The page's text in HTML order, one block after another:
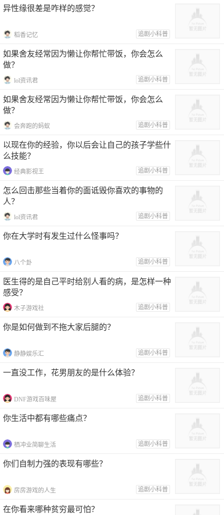
异性缘很差是咋样的感觉？
稻香记忆 追剧小科普
如果舍友经常因为懒让你帮忙带饭，你会怎么
做？
lol资讯君 追剧小科普
如果舍友经常因为懒让你帮忙带饭，你会怎么
做？
会奔跑的蚂蚁 追剧小科普
以现在你的经验，你以后会让自己的孩子学些什
么技能？
经典影视王 追剧小科普
怎么回击那些当着你的面诋毁你喜欢的事物的
人？
lol资讯君 追剧小科普
你在大学时有发生过什么怪事吗？
八个卦 追剧小科普
医生得的是自己平时给别人看的病，是怎样一种
感受？
木子游戏社 追剧小科普
你是如何做到不拖大家后腿的？
静静娱乐汇 追剧小科普
一直没工作，花男朋友的是什么体验？
DNF游戏百味屋 追剧小科普
你生活中都有哪些痛点？
栖冲业简聊生活 追剧小科普
你们自制力强的表现有哪些？
房房游戏的人生 追剧小科普
在你看来哪种贫穷最可怕？